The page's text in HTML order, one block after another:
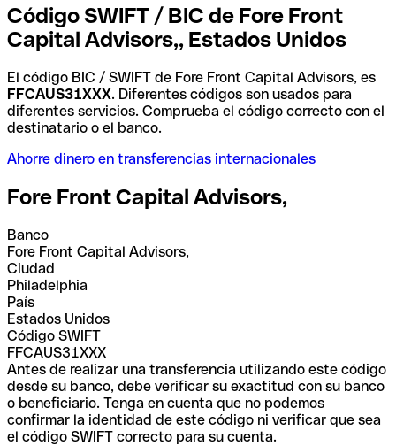
Código SWIFT / BIC de Fore Front
Capital Advisors,, Estados Unidos
El código BIC / SWIFT de Fore Front Capital Advisors, es
FFCAUS31XXX. Diferentes códigos son usados para
diferentes servicios. Comprueba el código correcto con el
destinatario o el banco.
Ahorre dinero en transferencias internacionales
Fore Front Capital Advisors,
Banco
Fore Front Capital Advisors,
Ciudad
Philadelphia
País
Estados Unidos
Código SWIFT
FFCAUS31XXX
Antes de realizar una transferencia utilizando este código
desde su banco, debe verificar su exactitud con su banco
o beneficiario. Tenga en cuenta que no podemos
confirmar la identidad de este código ni verificar que sea
el código SWIFT correcto para su cuenta.